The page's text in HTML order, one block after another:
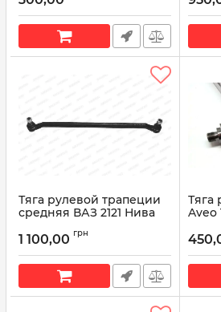
Артикул: OP-ES-5377/OP-ES-5380
Тяга рулевой трапеции
средняя ВАЗ 2121 Нива
Артикул: LA-DS-0385
1 100,00 грн
Тяга
Aveo